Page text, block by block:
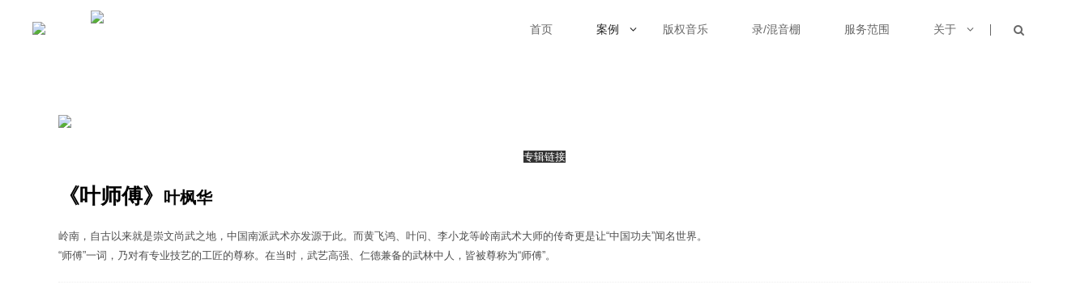
首页 案例 版权音乐 录/混音棚 服务范围 关于
专辑链接
《叶师傅》 叶枫华
岭南，自古以来就是崇文尚武之地，中国南派武术亦发源于此。而黄飞鸿、叶问、李小龙等岭南武术大师的传奇更是让“中国功夫”闻名世界。
“师傅”一词，乃对有专业技艺的工匠的尊称。在当时，武艺高强、仁德兼备的武林中人，皆被尊称为“师傅”。